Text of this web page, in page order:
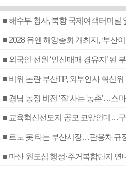
■ 해수부 청사, 북항 국제여객터미널
■ 2028 유엔 해양총회 개최지, ‘부산
■ 외국인 선원 ‘인신매매 경유지’ 된
■ 비위 논란 부산TP, 외부인사 혁신위
■ 경남 농정 비전 ‘잘 사는 농촌’…스
■ 교육혁신선도지 공모 코앞인데…구
■ 르노 못 타는 부산시장…관용차 규
■ 마산 원도심 행정·주거복합단지 연